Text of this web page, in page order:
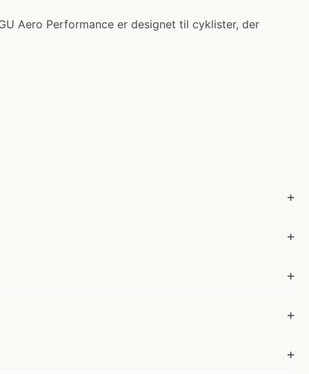
Aero Performance er designet til cyklister, der